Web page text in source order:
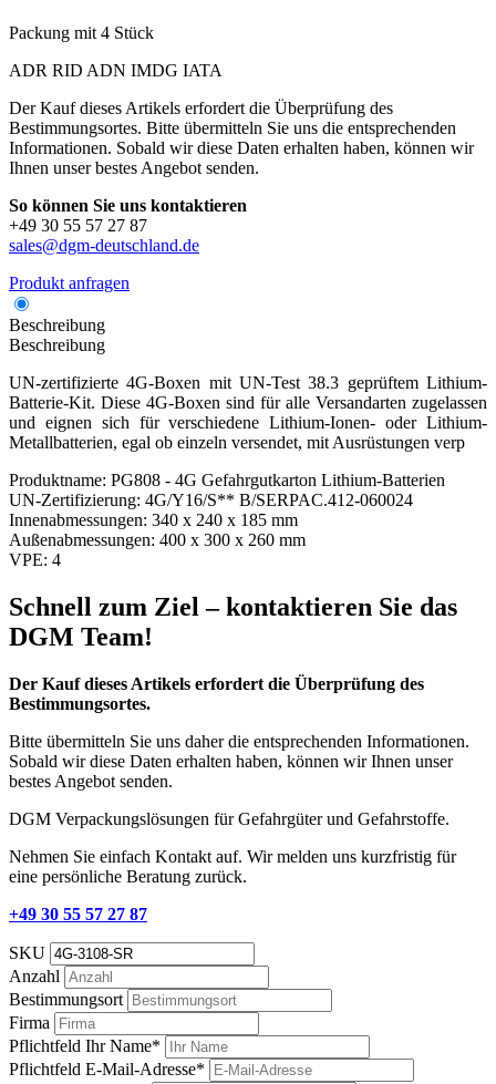
Packung mit 4 Stück
ADR RID ADN IMDG IATA
Der Kauf dieses Artikels erfordert die Überprüfung des
Bestimmungsortes. Bitte übermitteln Sie uns die entsprechenden
Informationen. Sobald wir diese Daten erhalten haben, können wir
Ihnen unser bestes Angebot senden.
So können Sie uns kontaktieren
+49 30 55 57 27 87
sales@dgm-deutschland.de
Produkt anfragen
Beschreibung
Beschreibung
UN-zertifizierte 4G-Boxen mit UN-Test 38.3 geprüftem Lithium-
Batterie-Kit. Diese 4G-Boxen sind für alle Versandarten zugelassen
und eignen sich für verschiedene Lithium-Ionen- oder Lithium-
Metallbatterien, egal ob einzeln versendet, mit Ausrüstungen verp
Produktname: PG808 - 4G Gefahrgutkarton Lithium-Batterien
UN-Zertifizierung: 4G/Y16/S** B/SERPAC.412-060024
Innenabmessungen: 340 x 240 x 185 mm
Außenabmessungen: 400 x 300 x 260 mm
VPE: 4
Schnell zum Ziel – kontaktieren Sie das
DGM Team!
Der Kauf dieses Artikels erfordert die Überprüfung des
Bestimmungsortes.
Bitte übermitteln Sie uns daher die entsprechenden Informationen.
Sobald wir diese Daten erhalten haben, können wir Ihnen unser
bestes Angebot senden.
DGM Verpackungslösungen für Gefahrgüter und Gefahrstoffe.
Nehmen Sie einfach Kontakt auf. Wir melden uns kurzfristig für
eine persönliche Beratung zurück.
+49 30 55 57 27 87
SKU
Anzahl
Bestimmungsort
Firma
Pflichtfeld Ihr Name*
Pflichtfeld E-Mail-Adresse*